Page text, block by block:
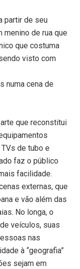
partir de seu
menino de rua que
que costuma
visto com
numa cena de
que reconstitui
de tubo e
faz o público
facilidade.
externas, que
e vão além das
No longa, o
veículos, suas
nas
à “geografia”
sejam em